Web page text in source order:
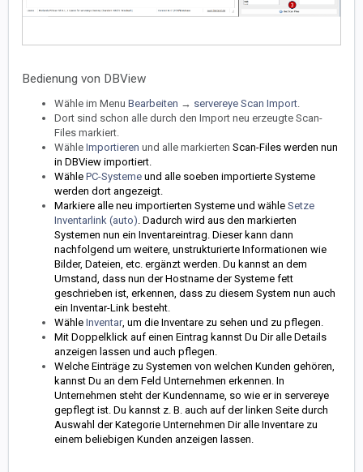
Bedienung von DBView
Wähle im Menu Bearbeiten → servereye Scan Import
Dort sind schon alle durch den Import neu erzeugte Scan-
Files markiert.
Wähle Importieren und alle markierten Scan-Files werden nun
in DBView importiert.
Wähle PC-Systeme und alle soeben importierte Systeme
werden dort angezeigt.
Markiere alle neu importierten Systeme und wähle Setze
Inventarlink (auto) . Dadurch wird aus den markierten
Systemen nun ein Inventareintrag. Dieser kann dann
nachfolgend um weitere, unstrukturierte Informationen wie
Bilder, Dateien, etc. ergänzt werden. Du kannst an dem
Umstand, dass nun der Hostname der Systeme fett
geschrieben ist, erkennen, dass zu diesem System nun auch
ein Inventar-Link besteht.
Wähle Inventar, um die Inventare zu sehen und zu pflegen.
Mit Doppelklick auf einen Eintrag kannst Du Dir alle Details
anzeigen lassen und auch pflegen.
Welche Einträge zu Systemen von welchen Kunden gehören,
kannst Du an dem Feld Unternehmen erkennen. In
Unternehmen steht der Kundenname, so wie er in servereye
gepflegt ist. Du kannst z. B. auch auf der linken Seite durch
Auswahl der Kategorie Unternehmen Dir alle Inventare zu
einem beliebigen Kunden anzeigen lassen.